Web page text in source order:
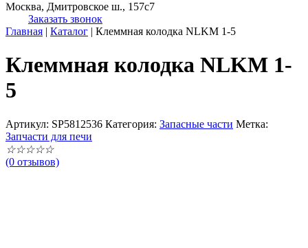
Москва, Дмитровское ш., 157с7
Заказать звонок
Главная | Каталог | Клеммная колодка NLKM 1-5
Клеммная колодка NLKM 1-
5
Артикул: SP5812536 Категория: Запасные части Метка:
Запчасти для печи
☆☆☆☆☆
(0 отзывов)